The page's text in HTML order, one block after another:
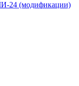
24 (модификации)